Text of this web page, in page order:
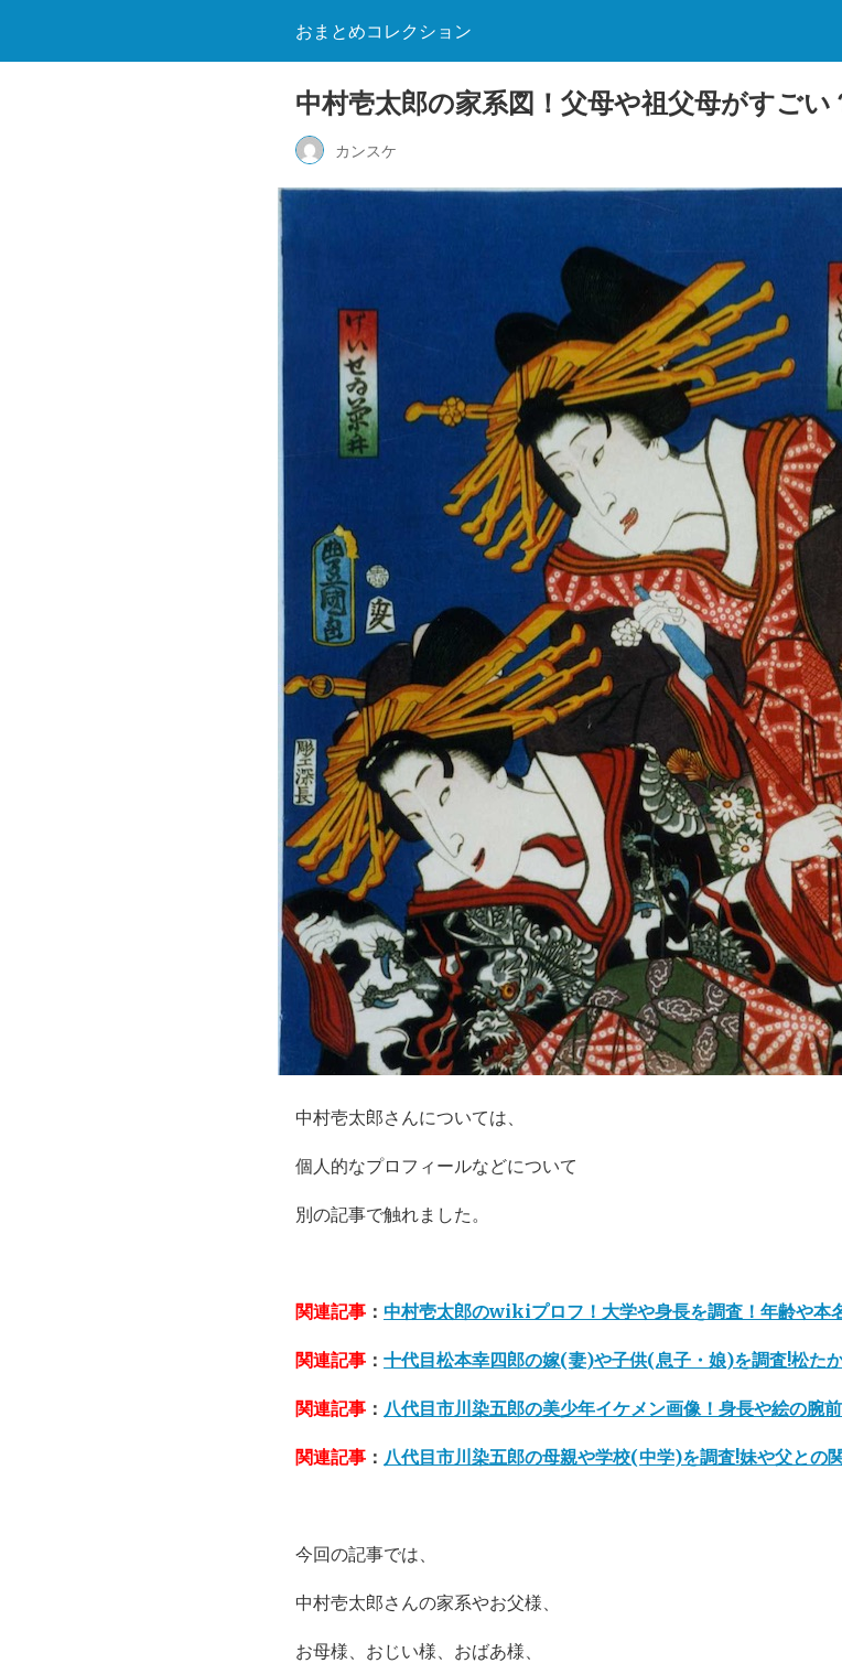
おまとめコレクション
中村壱太郎の家系図！父母や祖父母がすごい
カンスケ
中村壱太郎さんについては、
個人的なプロフィールなどについて
別の記事で触れました。
関連記事 ： 中村壱太郎のwikiプロフ！大学や身長を調査！年齢や本
関連記事 ： 十代目松本幸四郎の嫁(妻)や子供(息子・娘)を調査!松た
関連記事 ： 八代目市川染五郎の美少年イケメン画像！身長や絵の腕前
関連記事 ： 八代目市川染五郎の母親や学校(中学)を調査!妹や父との
今回の記事では、
中村壱太郎さんの家系やお父様、
お母様、おじい様、おばあ様、